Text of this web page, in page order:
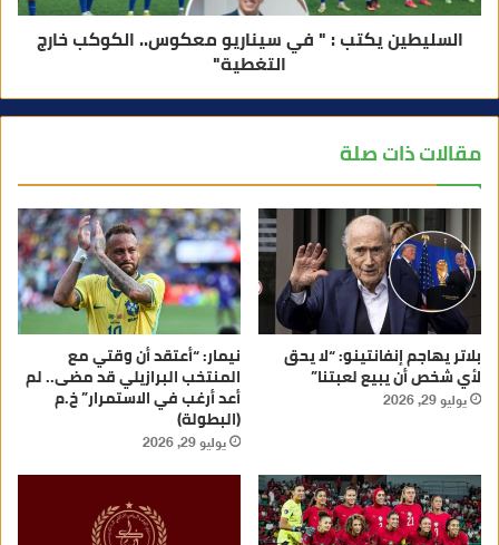
السليطين يكتب : " في سيناريو معكوس.. الكوكب خارج
التغطية"
مقالات ذات صلة
بلاتر يهاجم إنفانتينو: “لا يحق
لأي شخص أن يبيع لعبتنا”
يوليو 29, 2026
نيمار: “أعتقد أن وقتي مع
المنتخب البرازيلي قد مضى.. لم
أعد أرغب في الاستمرار” خ.م
(البطولة)
يوليو 29, 2026